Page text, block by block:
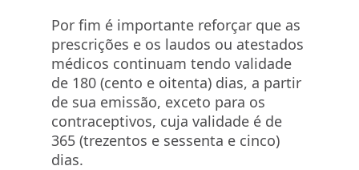
Por fim é importante reforçar que as
prescrições e os laudos ou atestados
médicos continuam tendo validade
de 180 (cento e oitenta) dias, a partir
de sua emissão, exceto para os
contraceptivos, cuja validade é de
365 (trezentos e sessenta e cinco)
dias.